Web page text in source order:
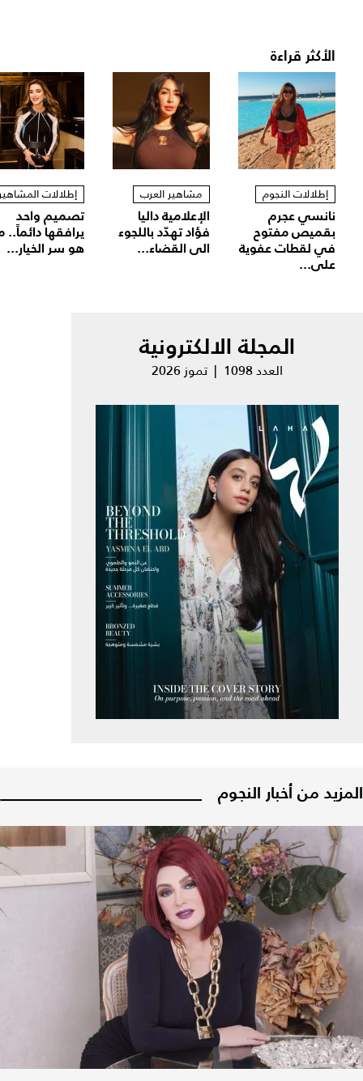
الأكثر قراءة
إطلالات النجوم
نانسي عجرم
بقميص مفتوح
في لقطات عفوية
على...
مشاهير العرب
الإعلامية داليا
فؤاد تهدّد باللجوء
الى القضاء...
إطلالات
تصميم واحد
يرافقها دائماً..
هو سر الخيار...
المجلة الالكترونية
العدد 1098 | تموز 2026
المزيد من أخبار النجوم